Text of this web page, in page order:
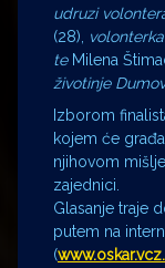
udruzi
(28),
te Milena
životinje
Izborom
kojem će
njihovom
zajednici.
Glasanje traje
putem na
(